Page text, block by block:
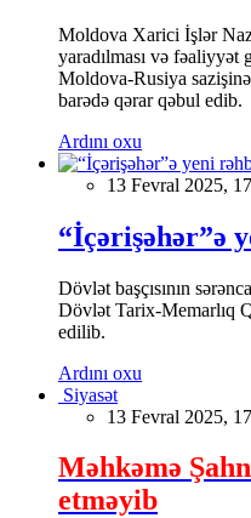
Moldova Xarici İşlər
yaradılması və
Moldova-Rusiya
barədə qərar qəbul edib.
Ardını oxu
13 Fevral 2025,
“İçərişəhər”ə
Dövlət başçısının
Dövlət Tarix-Memarlıq
edilib.
Ardını oxu
Siyasət
13 Fevral 2025,
Məhkəmə
etməyib